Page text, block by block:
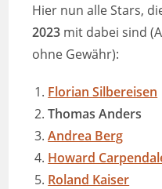
Hier nun alle Stars,
2023 mit dabei sind
ohne Gewähr):
Florian Silbereisen
Thomas Anders
Andrea Berg
Howard
Roland Kaiser